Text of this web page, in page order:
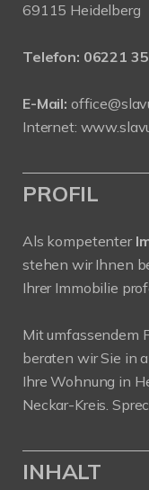
69115 Heidelberg
Telefon: 06221
E-Mail:
Internet:
PROFIL
Als kompetenter
stehen wir Ihnen
Ihrer Immobilie
Mit umfassendem
beraten wir Sie in
Ihre Wohnung in
Neckar-Kreis.
INHALT